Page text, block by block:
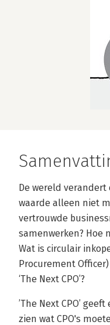
De wereld
waarde alleen niet
vertrouwde
samenwerken? Hoe
Wat is circulair
Procurement
‘The Next CPO’?
’The Next CPO’
zien wat CPO's